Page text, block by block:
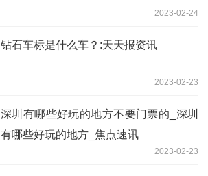
2023-02-24
钻石车标是什么车？:天天报资讯
2023-02-23
深圳有哪些好玩的地方不要门票的_深圳
有哪些好玩的地方_焦点速讯
2023-02-23